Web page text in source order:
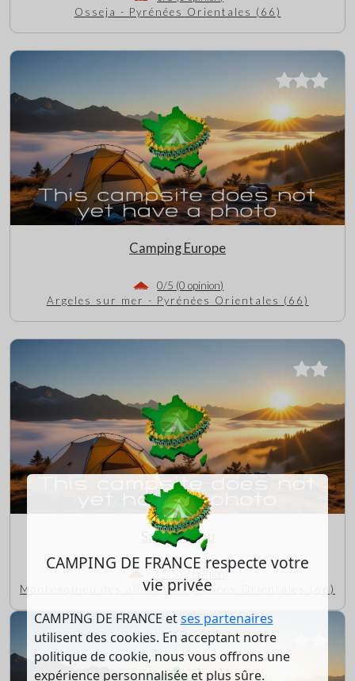
CAMPING DE FRANCE respecte votre
vie privée
CAMPING DE FRANCE etses partenaires
utilisent des cookies. En acceptant notre
politique de cookie, nous vous offrons une
expérience personnalisée et plus sûre.
Osseja - Pyrénées Orientales (66)
Camping Europe
0/5 (0 opinion)
Argeles sur mer - Pyrénées Orientales (66)
Sant Cristau
Montesquieu des alberes - Pyrénées Orientales (66)